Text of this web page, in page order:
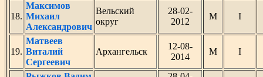
18.
Максимов
Михаил
Александрович
Вельский
округ
28-02-
2012
М I
19.
Матвеев
Виталий
Сергеевич
Архангельск
12-08-
2014
М I